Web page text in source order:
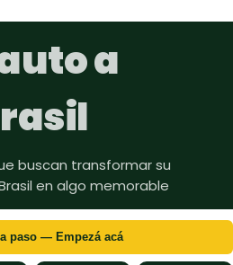
principal
a
buscan transformar su
en algo memorable
paso — Empezá acá